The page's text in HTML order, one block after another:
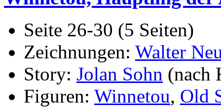
Seite 26-30 (5 Seiten)
Zeichnungen: Walter
Story: Jolan Sohn (nach
Figuren: Winnetou, Old